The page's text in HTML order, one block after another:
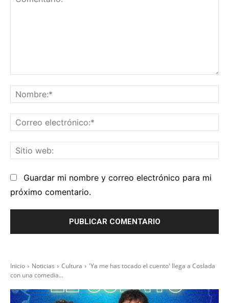
Guardar mi nombre y correo electrónico para mi
próximo comentario.